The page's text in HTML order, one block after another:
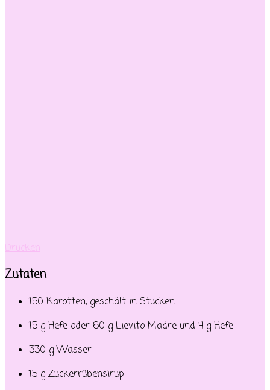
Drucken
Zutaten
150 Karotten, geschält in Stücken
15 g Hefe oder 60 g Lievito Madre und 4 g Hefe
330 g Wasser
15 g Zuckerrübensirup